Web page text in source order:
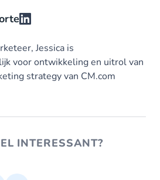
Jessica is
voor ontwikkeling en uitrol van
strategy van CM.com
INTERESSANT?